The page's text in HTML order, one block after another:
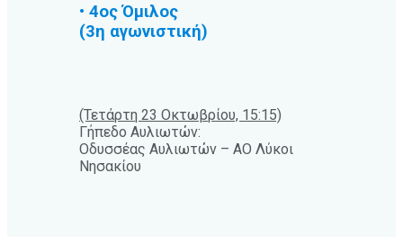
• 4ος Όμιλος
(3η αγωνιστική)
(Τετάρτη 23 Οκτωβρίου, 15:15)
Γήπεδο Αυλιωτών:
Οδυσσέας Αυλιωτών – ΑΟ Λύκοι
Νησακίου